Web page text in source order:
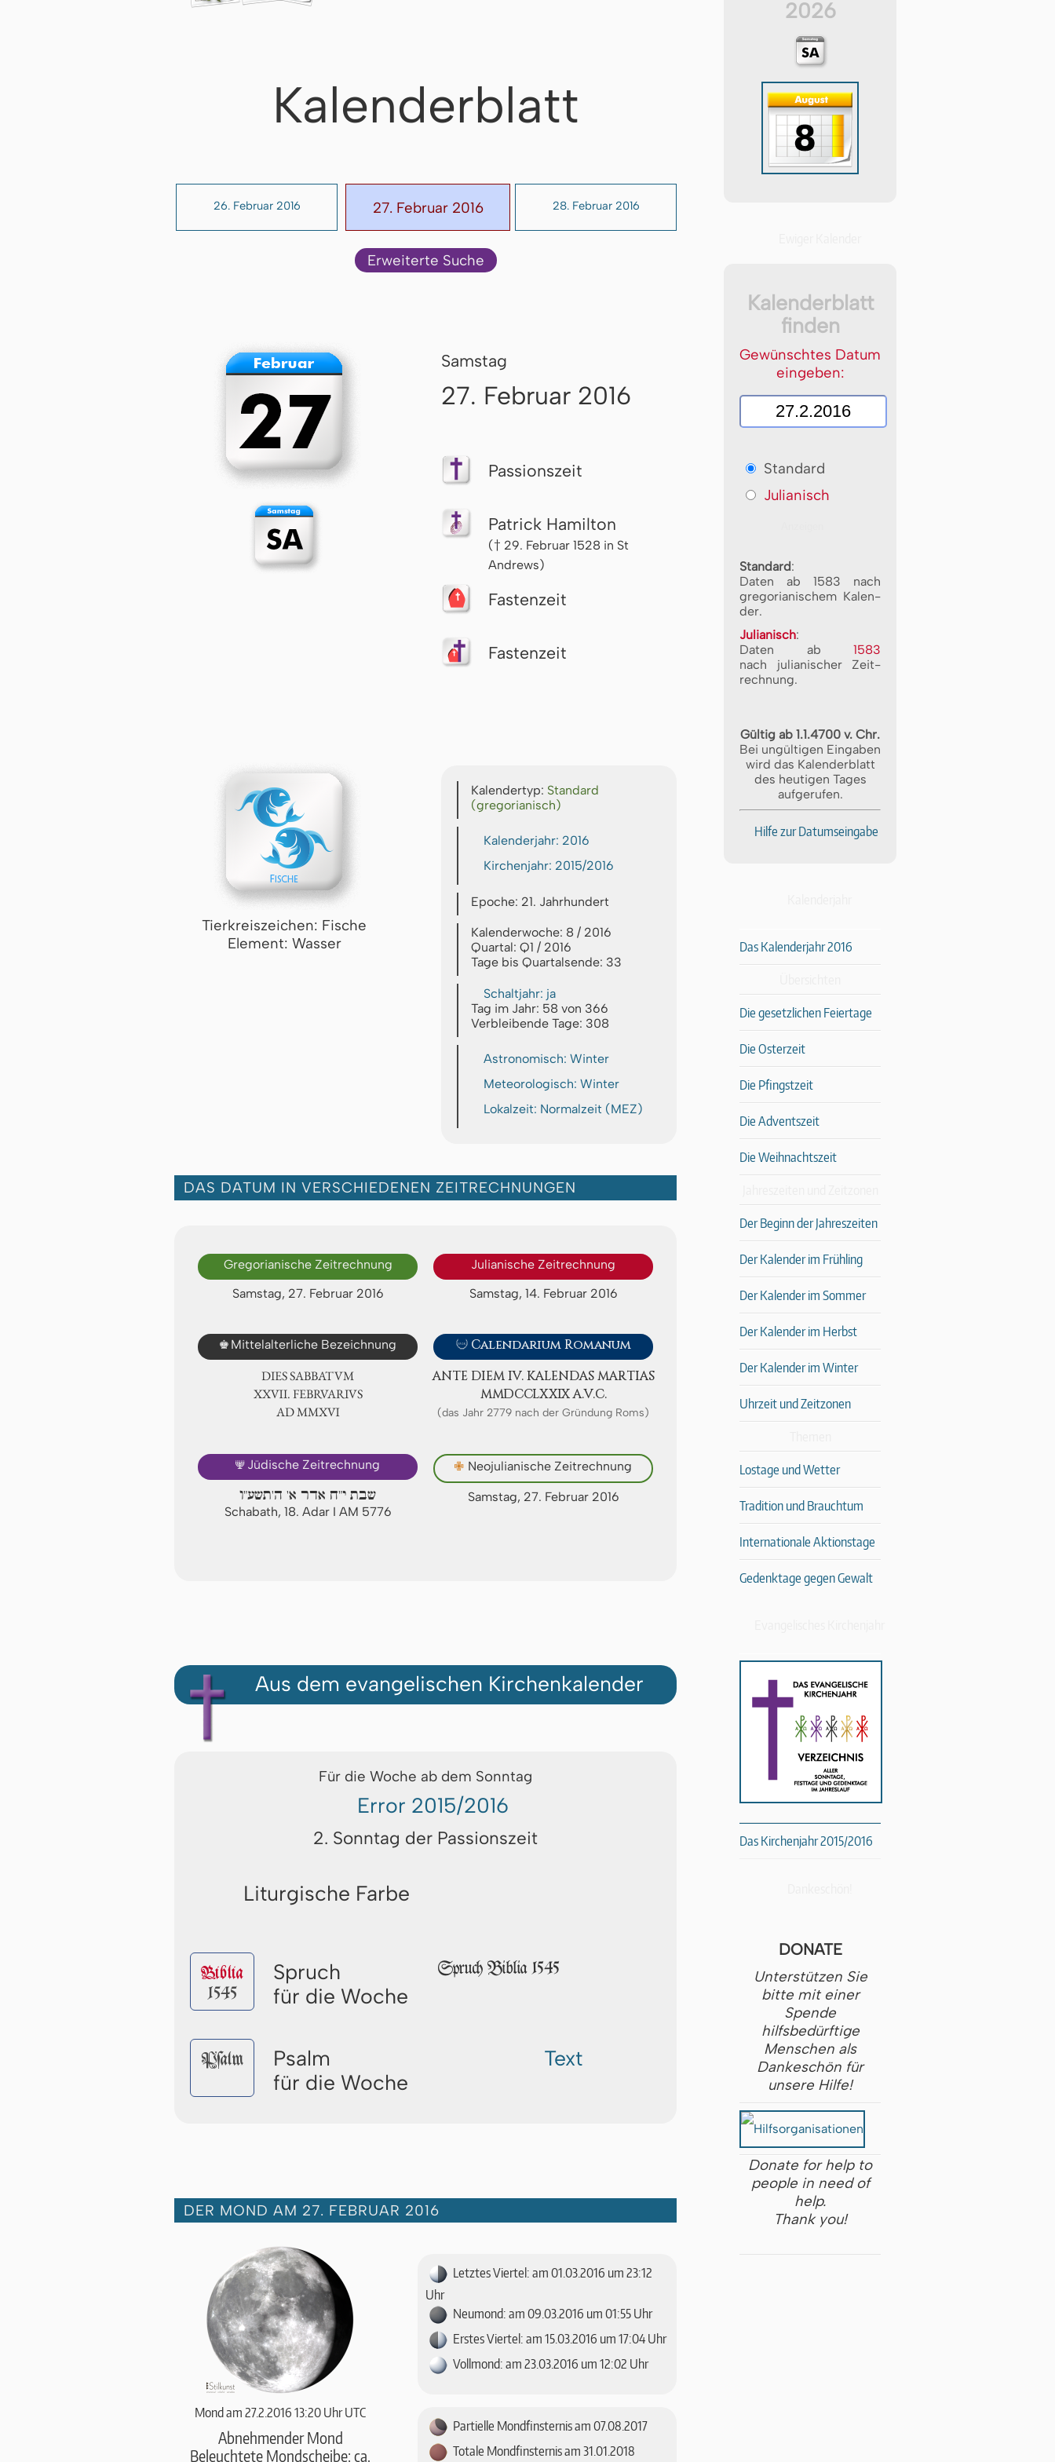
Kalenderblatt
26. Februar 2016 27. Februar 2016 28. Februar 2016
Erweiterte Suche
Samstag
27. Februar 2016
Passionszeit
Patrick Hamilton
(† 29. Februar 1528 in St
Andrews)
Fastenzeit
Fastenzeit
Tierkreiszeichen: Fische
Element: Wasser
Kalendertyp: Standard
(gregorianisch)
Kalenderjahr: 2016
Kirchenjahr: 2015/2016
Epoche: 21. Jahrhundert
Kalenderwoche: 8 / 2016
Quartal: Q1 / 2016
Tage bis Quartalsende: 33
Schaltjahr: ja
Tag im Jahr: 58 von 366
Verbleibende Tage: 308
Astronomisch: Winter
Meteorologisch: Winter
Lokalzeit: Normalzeit (MEZ)
DAS DATUM IN VERSCHIEDENEN ZEITRECHNUNGEN
Gregorianische Zeitrechnung
Samstag, 27. Februar 2016
Julianische Zeitrechnung
Samstag, 14. Februar 2016
♚ Mittelalterliche Bezeichnung
DIES SABBATUM
ⅩⅩⅦ. FEBRVARIVS
AD ⅯⅯⅩⅥ
 Calendarium Romanum
ANTE DIEM IV. KA­LEN­DAS MAR­TI­AS
ⅯⅯⅮⅭⅭⅬⅩⅩⅨ A.V.C.
(das Jahr 2779 nach der Gründung Roms)
🕎 Jüdische Zeitrechnung
שבת י"ח אדר א' ה'תשע"ו
Schabath, 18. Adar I AM 5776
✙ Neojulianische Zeitrechnung
Samstag, 27. Februar 2016
Aus dem evangelischen Kirchenkalender
Für die Woche ab dem Sonntag
Error 2015/2016
2. Sonntag der Passionszeit
Liturgische Farbe
Biblia
1545
Spruch
für die Woche
Spruch Biblia 1545
Pſalm
Psalm
für die Woche
Text
DER MOND AM 27. FEBRUAR 2016
Mond am 27.2.2016 13:20 Uhr UTC
Abnehmender Mond
Beleuchtete Mondscheibe: ca.
Letztes Viertel: am 01.03.2016 um 23:12
Uhr
Neumond: am 09.03.2016 um 01:55 Uhr
Erstes Viertel: am 15.03.2016 um 17:04 Uhr
Vollmond: am 23.03.2016 um 12:02 Uhr
Partielle Mondfinsternis am 07.08.2017
Totale Mondfinsternis am 31.01.2018
2026
Kalenderblatt
finden
Gewünschtes Datum
eingeben:
Standard
Julianisch
Standard:
Daten ab 1583 nach
gre­go­ri­a­ni­schem Ka­len­
der.
Julianisch:
Daten ab 1583
nach ju­li­a­ni­scher Zeit­
rech­nung.
Gültig ab 1.1.4700 v. Chr.
Bei ungültigen Eingaben
wird das Kalenderblatt
des heutigen Tages
aufgerufen.
Hilfe zur Datumseingabe
Das Kalenderjahr 2016
Die gesetzlichen Feiertage
Die Osterzeit
Die Pfingstzeit
Die Adventszeit
Die Weihnachtszeit
Der Beginn der Jahreszeiten
Der Kalender im Frühling
Der Kalender im Sommer
Der Kalender im Herbst
Der Kalender im Winter
Uhrzeit und Zeitzonen
Lostage und Wetter
Tradition und Brauchtum
Internationale Aktionstage
Gedenktage gegen Gewalt
Das Kirchenjahr 2015/2016
DONATE
Unterstützen Sie
bitte mit einer
Spende
hilfsbedürftige
Menschen als
Dankeschön für
unsere Hilfe!
Donate for help to
people in need of
help.
Thank you!